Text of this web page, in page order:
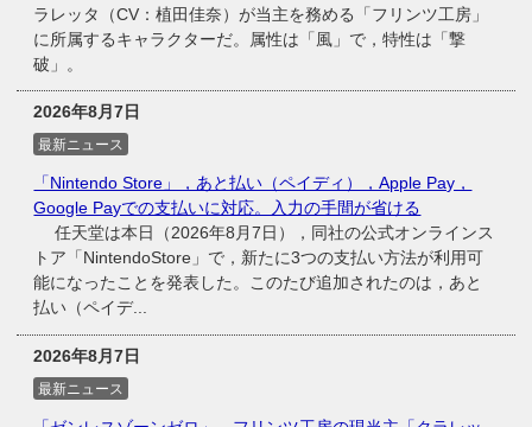
ラレッタ（CV：植田佳奈）が当主を務める「フリンツ工房」
に所属するキャラクターだ。属性は「風」で，特性は「撃
破」。
2026年8月7日
最新ニュース
「Nintendo Store」，あと払い（ペイディ），Apple Pay，
Google Payでの支払いに対応。入力の手間が省ける
任天堂は本日（2026年8月7日），同社の公式オンラインス
トア「NintendoStore」で，新たに3つの支払い方法が利用可
能になったことを発表した。このたび追加されたのは，あと
払い（ペイデ...
2026年8月7日
最新ニュース